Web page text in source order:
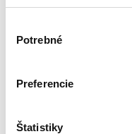
súhlasu
Potrebné
Preferencie
Štatistiky